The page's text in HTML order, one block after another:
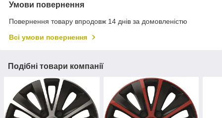
Умови повернення
Повернення товару впродовж 14 днів за домовленістю
Всі умови повернення
Подібні товари компанії